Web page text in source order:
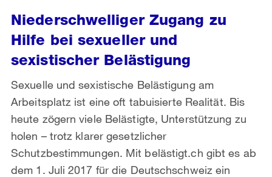
Niederschwelliger Zugang zu
Hilfe bei sexueller und
sexistischer Belästigung
Sexuelle und sexistische Belästigung am
Arbeitsplatz ist eine oft tabuisierte Realität. Bis
heute zögern viele Belästigte, Unterstützung zu
holen – trotz klarer gesetzlicher
Schutzbestimmungen. Mit belästigt.ch gibt es ab
dem 1. Juli 2017 für die Deutschschweiz ein